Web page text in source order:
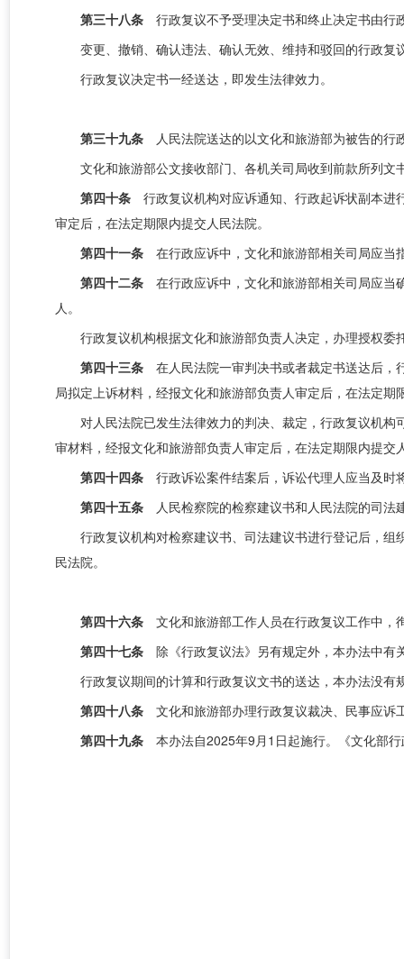
第三十八条 行政复议不予受理决定书和终止决定书由
变更、撤销、确认违法、确认无效、维持和驳回的行政
行政复议决定书一经送达，即发生法律效力。
第三十九条 人民法院送达的以文化和旅游部为被告的
文化和旅游部公文接收部门、各机关司局收到前款所列文
第四十条 行政复议机构对应诉通知、行政起诉状副本进
审定后，在法定期限内提交人民法院。
第四十一条 在行政应诉中， 文化和旅游部相关司局应当
第四十二条 在行政应诉中，文化和旅游部相关司局应当
人。
行政复议机构根据文化和旅游部负责人决定，办理授权委
第四十三条 在人民法院一审判决书或者裁定书送达后
局拟定上诉材料，经报文化和旅游部负责人审定后，在法定期
对人民法院已发生法律效力的判决、裁定，行政复议机构
审材料，经报文化和旅游部负责人审定后，在法定期限内提交
第四十四条 行政诉讼案件结案后，诉讼代理人应当及时
第四十五条 人民检察院的检察建议书和人民法院的司
行政复议机构对检察建议书、司法建议书进行登记后，组
民法院。
第四十六条 文化和旅游部工作人员在行政复议工作中，
第四十七条 除《行政复议法》另有规定外，本办法中有
行政复议期间的计算和行政复议文书的送达，本办法没有
第四十八条 文化和旅游部办理行政复议裁决、 民事应诉
第四十九条 本办法自2025年9月1日起施行。 《文化部